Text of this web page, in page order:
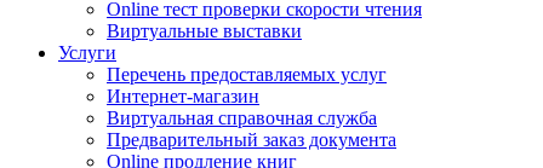
Online тест проверки скорости чтения
Виртуальные выставки
Услуги
Перечень предоставляемых услуг
Интернет-магазин
Виртуальная справочная служба
Предварительный заказ документа
Online продление книг